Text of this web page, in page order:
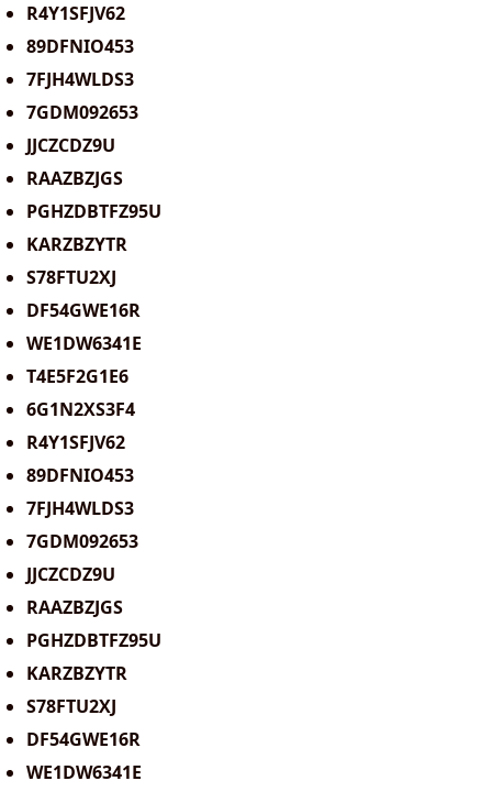
R4Y1SFJV62
89DFNIO453
7FJH4WLDS3
7GDM092653
JJCZCDZ9U
RAAZBZJGS
PGHZDBTFZ95U
KARZBZYTR
S78FTU2XJ
DF54GWE16R
WE1DW6341E
T4E5F2G1E6
6G1N2XS3F4
R4Y1SFJV62
89DFNIO453
7FJH4WLDS3
7GDM092653
JJCZCDZ9U
RAAZBZJGS
PGHZDBTFZ95U
KARZBZYTR
S78FTU2XJ
DF54GWE16R
WE1DW6341E